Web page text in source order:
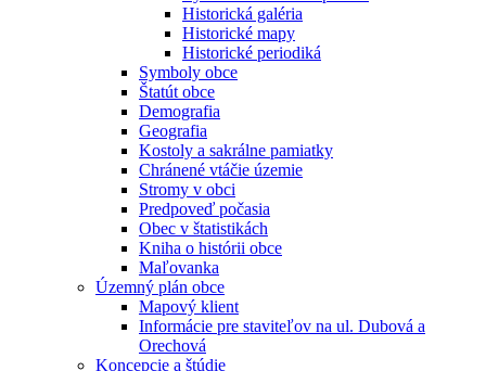
Historická galéria
Historické mapy
Historické periodiká
Symboly obce
Štatút obce
Demografia
Geografia
Kostoly a sakrálne pamiatky
Chránené vtáčie územie
Stromy v obci
Predpoveď počasia
Obec v štatistikách
Kniha o histórii obce
Maľovanka
Územný plán obce
Mapový klient
Informácie pre staviteľov na ul. Dubová a
Orechová
Koncepcie a štúdie